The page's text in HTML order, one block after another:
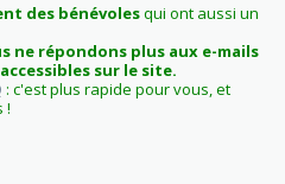
des bénévolesqui ont aussi un
ne répondons plus aux e-mails
sur le site.
: c'est plus rapide pour vous, et
!